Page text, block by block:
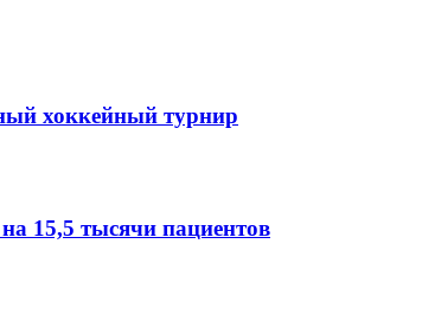
хоккейный турнир
15,5 тысячи пациентов